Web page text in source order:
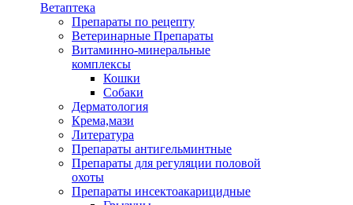
Ветаптека
Препараты по рецепту
Ветеринарные Препараты
Витаминно-минеральные
комплексы
Кошки
Собаки
Дерматология
Крема,мази
Литература
Препараты антигельминтные
Препараты для регуляции половой
охоты
Препараты инсектоакарицидные